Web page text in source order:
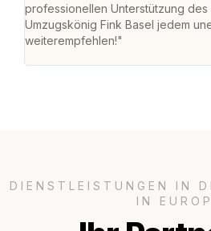
professionellen Unterstützung des
Umzugskönig Fink Basel jedem
weiterempfehlen!"
DIENSTLEISTUNGEN IN
IN